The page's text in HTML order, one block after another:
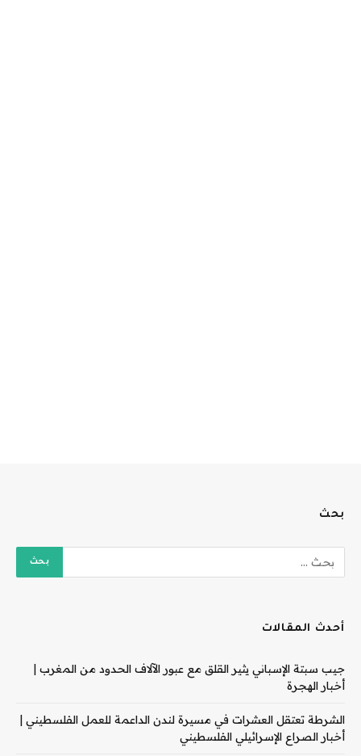
بحث
أحدث المقالات
جيب سبتة الإسباني يثير القلق مع عبور الآلاف الحدود من المغرب |
أخبار الهجرة
الشرطة تعتقل العشرات في مسيرة لندن الداعمة للعمل الفلسطيني |
أخبار الصراع الإسرائيلي الفلسطيني